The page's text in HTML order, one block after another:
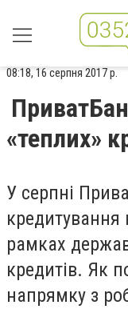
08:18, 16 серпня 2017 р.
«теплих»
У серпні
рамках
кредитів. Як
напрямку з